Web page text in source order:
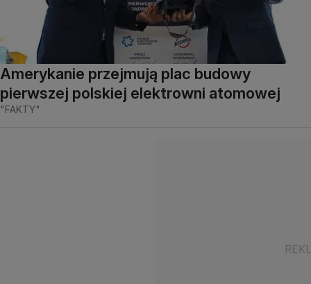
Amerykanie przejmują plac budowy
pierwszej polskiej elektrowni atomowej
"FAKTY"